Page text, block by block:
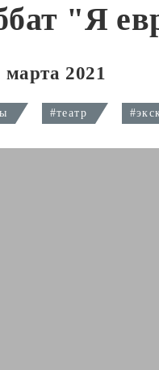
"Я
марта 2021
#театр